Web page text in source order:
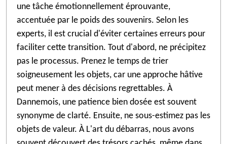
une tâche émotionnellement éprouvante,
accentuée par le poids des souvenirs. Selon les
experts, il est crucial d'éviter certaines erreurs pour
faciliter cette transition. Tout d'abord, ne précipitez
pas le processus. Prenez le temps de trier
soigneusement les objets, car une approche hâtive
peut mener à des décisions regrettables. À
Dannemois, une patience bien dosée est souvent
synonyme de clarté. Ensuite, ne sous-estimez pas les
objets de valeur. À L'art du débarras, nous avons